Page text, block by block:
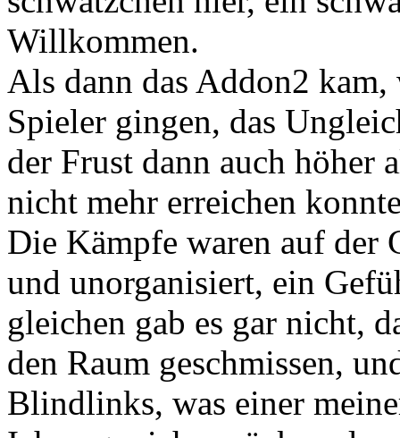
Willkommen.
Als dann das Addon2
Spieler gingen, das
der Frust dann auch höher
nicht mehr erreichen
Die Kämpfe waren auf der
und unorganisiert, ein
gleichen gab es gar nicht,
den Raum geschmissen,
Blindlinks, was einer